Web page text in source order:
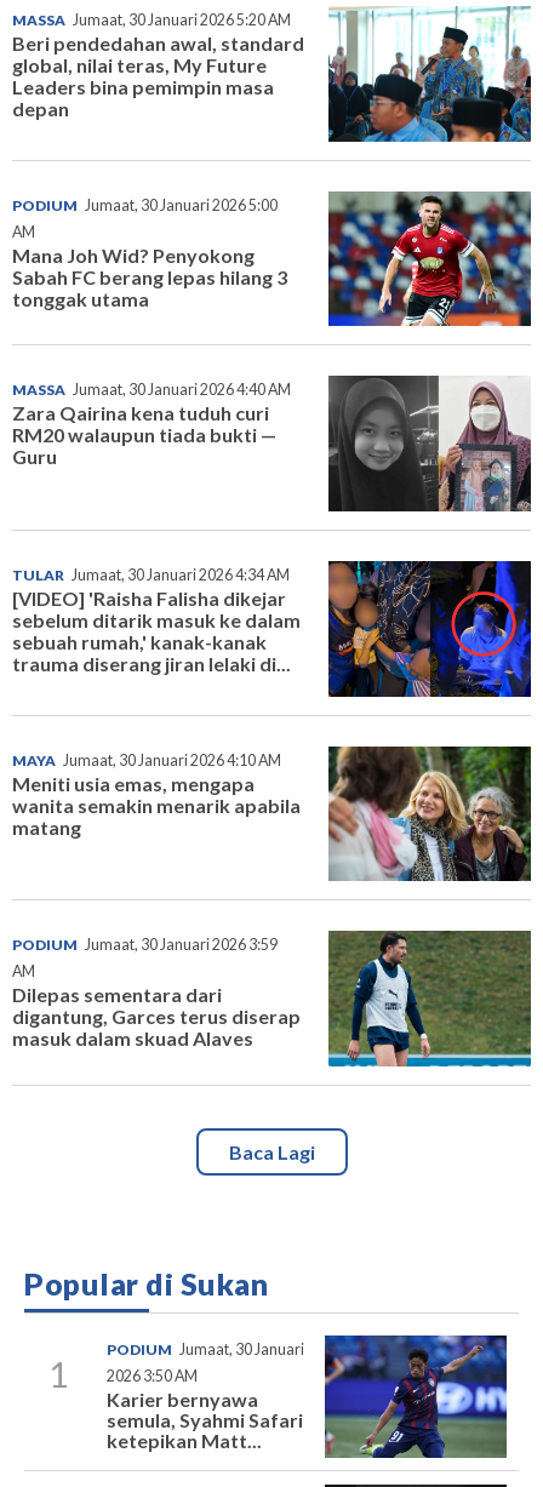
MASSA Jumaat, 30 Januari 2026 5:20 AM
Beri pendedahan awal, standard
global, nilai teras, My Future
Leaders bina pemimpin masa
depan
PODIUM Jumaat, 30 Januari 2026 5:00
AM
Mana Joh Wid? Penyokong
Sabah FC berang lepas hilang 3
tonggak utama
MASSA Jumaat, 30 Januari 2026 4:40 AM
Zara Qairina kena tuduh curi
RM20 walaupun tiada bukti —
Guru
TULAR Jumaat, 30 Januari 2026 4:34 AM
[VIDEO] 'Raisha Falisha dikejar
sebelum ditarik masuk ke dalam
sebuah rumah,' kanak-kanak
trauma diserang jiran lelaki di...
MAYA Jumaat, 30 Januari 2026 4:10 AM
Meniti usia emas, mengapa
wanita semakin menarik apabila
matang
PODIUM Jumaat, 30 Januari 2026 3:59
AM
Dilepas sementara dari
digantung, Garces terus diserap
masuk dalam skuad Alaves
Baca Lagi
Popular di Sukan
1
PODIUM Jumaat, 30 Januari
2026 3:50 AM
Karier bernyawa
semula, Syahmi Safari
ketepikan Matt...